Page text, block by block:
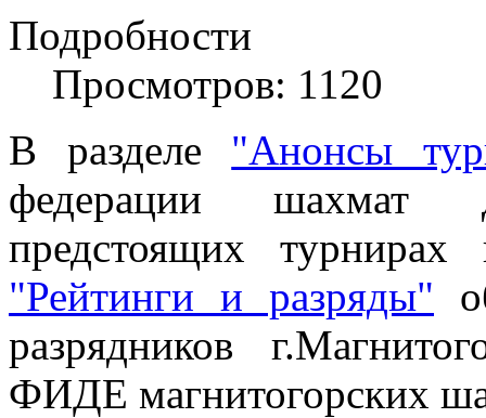
Подробности
Просмотров: 1120
В разделе "Анонсы
федерации шахмат
предстоящих
"Рейтинги и разряды"
разрядников
ФИДЕ магнитогорских